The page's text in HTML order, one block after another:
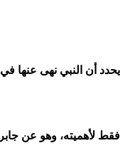
يحدد أن النبي نهى عنها
لأهميته، وهو عن